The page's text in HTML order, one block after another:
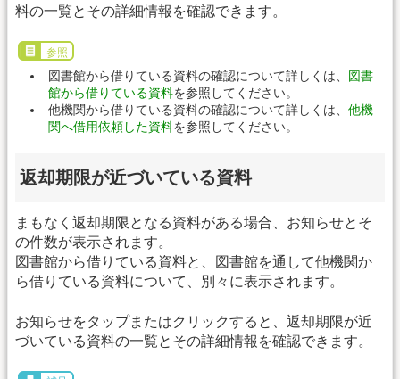
料の一覧とその詳細情報を確認できます。
参照
図書館から借りている資料の確認について詳しくは、 図書
館から借りている資料を参照してください。
他機関から借りている資料の確認について詳しくは、 他機
関へ借用依頼した資料を参照してください。
返却期限が近づいている資料
まもなく返却期限となる資料がある場合、お知らせとそ
の件数が表示されます。
図書館から借りている資料と、図書館を通して他機関か
ら借りている資料について、別々に表示されます。
お知らせをタップまたはクリックすると、返却期限が近
づいている資料の一覧とその詳細情報を確認できます。